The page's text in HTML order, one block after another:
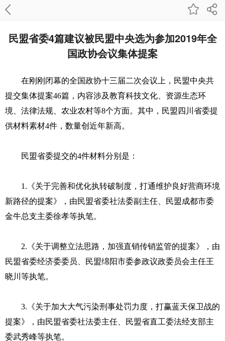
民盟省委4篇建议被民盟中央选为参加2019年全
国政协会议集体提案
在刚刚闭幕的全国政协十三届二次会议上，民盟中央共
提交集体提案46篇，内容涉及教育科技文化、资源生态环
境、法律法规、农业农村等8个方面。其中，民盟四川省委提
供材料素材4件，数量创近年新高。
民盟省委提交的4件材料分别是：
1.《关于完善和优化执转破制度，打通维护良好营商环境
新路径的提案》，由民盟省委社法委副主任、民盟成都市委
金牛总支主委徐孝等执笔。
2.《关于调整立法思路，加强直销传销监管的提案》，由
民盟省委经济委委员、民盟绵阳市委参政议政委员会主任王
晓川等执笔。
3.《关于加大大气污染刑事处罚力度，打赢蓝天保卫战的
提案》，由民盟省委社法委主任、民盟省直工委法经支部主
委武秀峰等执笔。